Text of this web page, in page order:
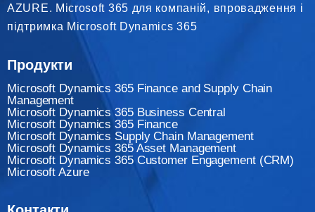
AZURE. Microsoft 365 для компаній, впровадження і
підтримка Microsoft Dynamics 365
Продукти
Microsoft Dynamics 365 Finance and Supply Chain
Management
Microsoft Dynamics 365 Business Central
Microsoft Dynamics 365 Finance
Мicrosoft Dynamics Supply Chain Management
Microsoft Dynamics 365 Asset Management
Microsoft Dynamics 365 Customer Engagement (CRM)
Microsoft Azure